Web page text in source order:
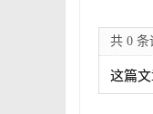
共 0 条
这篇